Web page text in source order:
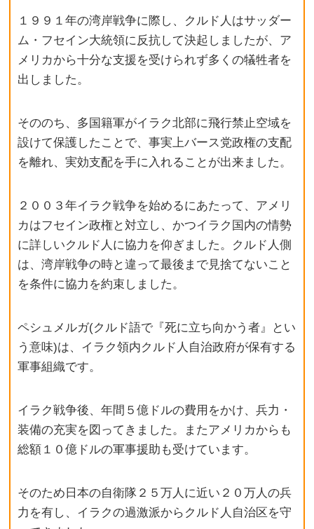
１９９１年の湾岸戦争に際し、クルド人はサッダー
ム・フセイン大統領に反抗して決起しましたが、ア
メリカから十分な支援を受けられず多くの犠牲者を
出しました。
そののち、多国籍軍がイラク北部に飛行禁止空域を
設けて保護したことで、事実上バース党政権の支配
を離れ、実効支配を手に入れることが出来ました。
２００３年イラク戦争を始めるにあたって、アメリ
カはフセイン政権と対立し、かつイラク国内の情勢
に詳しいクルド人に協力を仰ぎました。クルド人側
は、湾岸戦争の時と違って最後まで見捨てないこと
を条件に協力を約束しました。
ペシュメルガ(クルド語で『死に立ち向かう者』とい
う意味)は、イラク領内クルド人自治政府が保有する
軍事組織です。
イラク戦争後、年間５億ドルの費用をかけ、兵力・
装備の充実を図ってきました。またアメリカからも
総額１０億ドルの軍事援助も受けています。
そのため日本の自衛隊２５万人に近い２０万人の兵
力を有し、イラクの過激派からクルド人自治区を守